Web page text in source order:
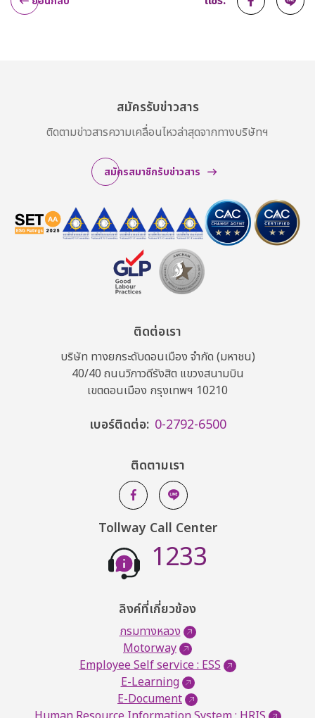
สมัครรับข่าวสาร
ติดตามข่าวสารความเคลื่อนไหวล่าสุดจากทางบริษัทฯ
สมัครสมาชิกรับข่าวสาร
ติดต่อเรา
บริษัท ทางยกระดับดอนเมือง จำกัด (มหาชน)
40/40 ถนนวิภาวดีรังสิต แขวงสนามบิน
เขตดอนเมือง กรุงเทพฯ 10210
เบอร์ติดต่อ: 0-2792-6500
ติดตามเรา
Tollway Call Center
1233
ลิงค์ที่เกี่ยวข้อง
กรมทางหลวง
Motorway
Employee Self service : ESS
E-Learning
E-Document